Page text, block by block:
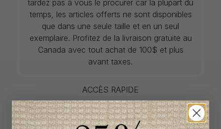
tardez pas à vous le procurer car la plupart du
temps, les articles offerts ne sont disponibles
que dans une seule taille et en un seul
exemplaire. Profitez de la livraison gratuite au
Canada avec tout achat de 100$ et plus
avant taxes.
ACCÈS RAPIDE
magasinez par catégorie